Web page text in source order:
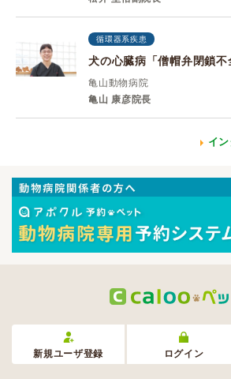
循環器系疾患
犬の心臓病「僧帽弁閉鎖
亀山動物病院
亀山 康彦院長
イ
新規ユーザ登録 ログイン